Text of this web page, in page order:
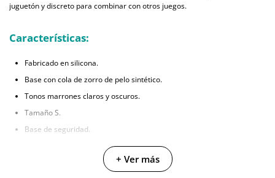
juguetón y discreto para combinar con otros juegos.
Características:
Fabricado en silicona.
Base con cola de zorro de pelo sintético.
Tonos marrones claros y oscuros.
Tamaño S.
Base de seguridad.
Longitud insertable: 6,5 cm.
Diámetro insertable: 3 cm. + Ver más